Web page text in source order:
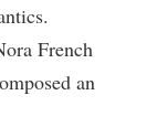
French
an